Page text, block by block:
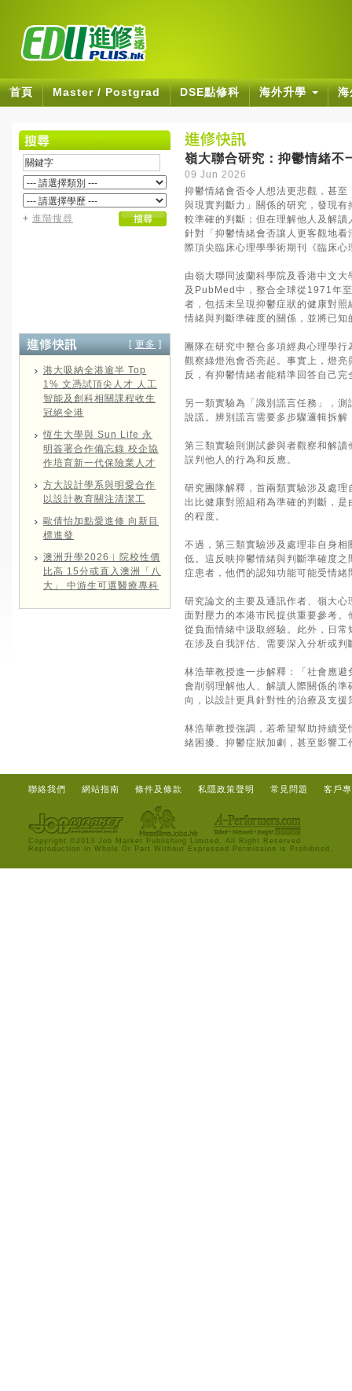
首頁 Master / Postgrad DSE點修科 海外升學
+ 進階搜尋
[ 更多 ]
港大吸納全港逾半 Top
1% 文憑試頂尖人才 人工
智能及創科相關課程收生
冠絕全港
恆生大學與 Sun Life 永
明簽署合作備忘錄 校企協
作培育新一代保險業人才
方大設計學系與明愛合作
以設計教育關注清潔工
歐倩怡加點愛進修 向新目
標進發
澳洲升學2026︱院校性價
比高 15分或直入澳洲「八
大」 中游生可選醫療專科
嶺大聯合研究：抑鬱情緒不
09 Jun 2026
抑鬱情緒會否令人想法更悲觀，甚
與現實判斷力」關係的研究，發現
較準確的判斷；但在理解他人及解
針對「抑鬱情緒會否讓人更客觀地
際頂尖臨床心理學學術期刊《臨床
由嶺大聯同波蘭科學院及香港中文
及PubMed中，整合全球從1971年
者，包括未呈現抑鬱症狀的健康對
情緒與判斷準確度的關係，並將已
團隊在研究中整合多項經典心理學
觀察綠燈泡會否亮起。事實上，燈
反，有抑鬱情緒者能精準回答自己
另一類實驗為「識別謊言任務」，
說謊。辨別謊言需要多步驟邏輯拆
第三類實驗則測試參與者觀察和解
誤判他人的行為和反應。
研究團隊解釋，首兩類實驗涉及處
出比健康對照組稍為準確的判斷，
的程度。
不過，第三類實驗涉及處理非自身
低。這反映抑鬱情緒與判斷準確度
症患者，他們的認知功能可能受情
研究論文的主要及通訊作者、嶺大
面對壓力的本港市民提供重要參考
從負面情緒中汲取經驗。此外，日
在涉及自我評估、需要深入分析或
林浩華教授進一步解釋：「社會應
會削弱理解他人、解讀人際關係的
向，以設計更具針對性的治療及支援
林浩華教授強調，若希望幫助持續
緒困擾、抑鬱症狀加劇，甚至影響
聯絡我們 網站指南 條件及條款 私隱政策聲明 常見問題 客戶
Copyright ©2013 Job Market Publishing Limited. All Right Reserved.
Reproduction in Whole Or Part Without Expressed Permission is Prohibited.